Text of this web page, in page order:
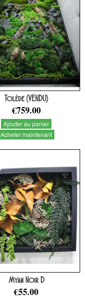
Tolède (VENDU)
€759.00
Ajouter au panier
Acheter maintenant
Myan Noir D
€55.00